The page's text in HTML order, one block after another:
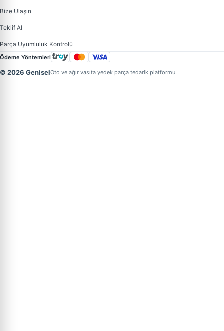
Bize Ulaşın
Teklif Al
Parça Uyumluluk Kontrolü
Ödeme Yöntemleri
© 2026 GeniselOto ve ağır vasıta yedek parça tedarik platformu.